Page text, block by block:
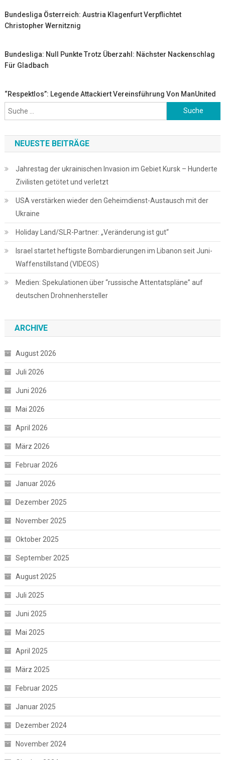
Bundesliga Österreich: Austria Klagenfurt Verpflichtet
Christopher Wernitznig
Bundesliga: Null Punkte Trotz Überzahl: Nächster Nackenschlag
Für Gladbach
“Respektlos”: Legende Attackiert Vereinsführung Von ManUnited
Suche
nach:
NEUESTE BEITRÄGE
Jahrestag der ukrainischen Invasion im Gebiet Kursk – Hunderte
Zivilisten getötet und verletzt
USA verstärken wieder den Geheimdienst-Austausch mit der
Ukraine
Holiday Land/SLR-Partner: „Veränderung ist gut“
Israel startet heftigste Bombardierungen im Libanon seit Juni-
Waffenstillstand (VIDEOS)
Medien: Spekulationen über “russische Attentatspläne” auf
deutschen Drohnenhersteller
ARCHIVE
August 2026
Juli 2026
Juni 2026
Mai 2026
April 2026
März 2026
Februar 2026
Januar 2026
Dezember 2025
November 2025
Oktober 2025
September 2025
August 2025
Juli 2025
Juni 2025
Mai 2025
April 2025
März 2025
Februar 2025
Januar 2025
Dezember 2024
November 2024